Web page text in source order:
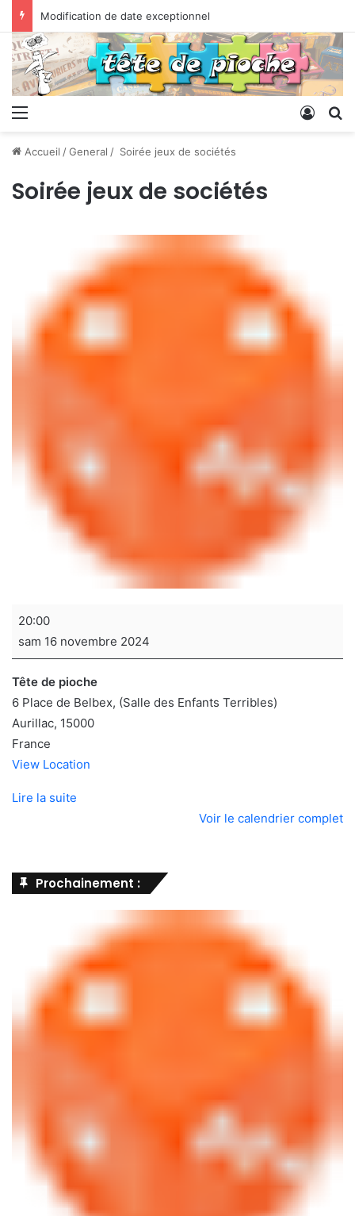
Modification de date exceptionnel
Menu
Accueil /General / Soirée jeux de sociétés
Soirée jeux de sociétés
Soirée
de
sociétés
20:00
sam 16 novembre 2024
Tête de pioche
6 Place de Belbex (Salle des Enfants Terribles)
Aurillac, 15000
France
View Location
Lire la suite
Voir le calendrier complet
Prochainement :